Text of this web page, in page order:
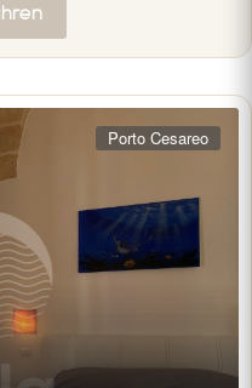
Porto Cesareo